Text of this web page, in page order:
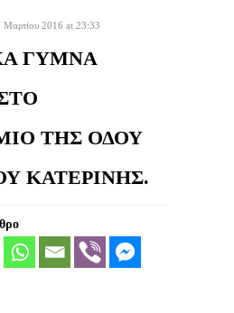
Μαρτίου 2016 at 23:33
ΓΥΜΝΑ
ΤΗΣ ΟΔΟΥ
ΚΑΤΕΡΙΝΗΣ.